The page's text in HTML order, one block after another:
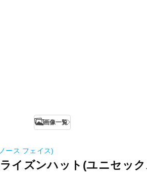
画像一覧
ース フェイス)
イズンハット(ユニセッ